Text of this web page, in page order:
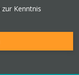
zur Kenntnis